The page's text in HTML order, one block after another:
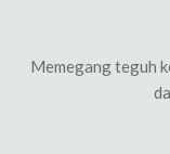
Memegang teguh